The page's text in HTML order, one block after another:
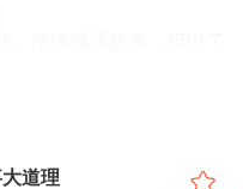
道理